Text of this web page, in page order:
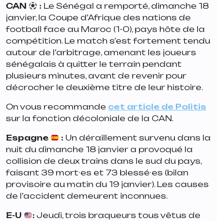
CAN : Le Sénégal a remporté, dimanche 18
janvier, la Coupe d’Afrique des nations de
football face au Maroc (1-0), pays hôte de la
compétition. Le match s’est fortement tendu
autour de l’arbitrage, amenant les joueurs
sénégalais à quitter le terrain pendant
plusieurs minutes, avant de revenir pour
décrocher le deuxième titre de leur histoire.
On vous recommande cet article de Politis
sur la fonction décoloniale de la CAN.
Espagne
: Un déraillement survenu dans la
nuit du dimanche 18 janvier a provoqué la
collision de deux trains dans le sud du pays,
faisant 39 mort·es et 73 blessé·es (bilan
provisoire au matin du 19 janvier). Les causes
de l’accident demeurent inconnues.
E-U
: Jeudi, trois braqueurs tous vêtus de